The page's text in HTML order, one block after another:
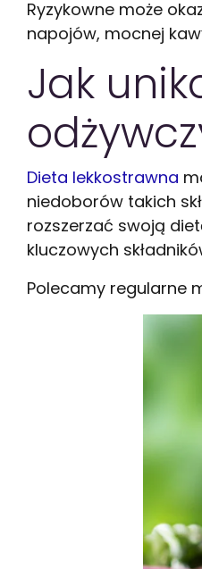
Ryzykowne może
napojów, mocnej
Jak
Dieta lekkostrawna
niedoborów takich
rozszerzać swoją
kluczowych
Polecamy regularne